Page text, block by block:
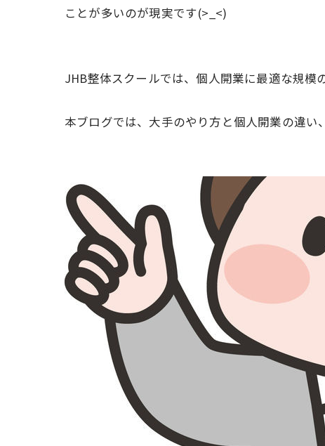
ことが多いのが現実です(>_<)
JHB整体スクールでは、個人開業に最適な規模
本ブログでは、大手のやり方と個人開業の違